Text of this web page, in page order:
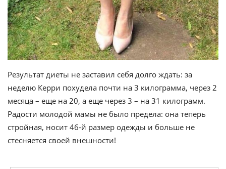
Результат диеты не заставил себя долго ждать: за
неделю Керри похудела почти на 3 килограмма, через 2
месяца – еще на 20, а еще через 3 – на 31 килограмм.
Радости молодой мамы не было предела: она теперь
стройная, носит 46-й размер одежды и больше не
стесняется своей внешности!